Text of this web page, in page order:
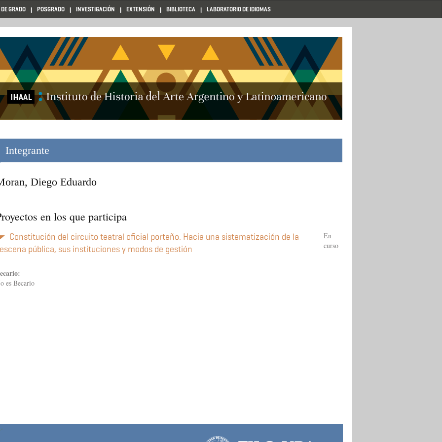
GRADO POSGRADO INVESTIGACIÓN EXTENSIÓN BIBLIOTECA LABORATORIO DE IDIOMAS
Integrante
Diego Eduardo
en los que participa
Constitución del circuito teatral oficial porteño. Hacia una sistematización de la
escena pública, sus instituciones y modos de gestión
En
curso
es Becario